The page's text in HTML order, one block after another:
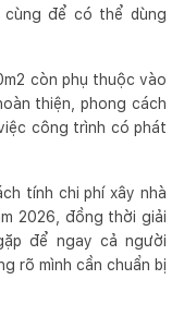
cùng để có thể dùng
còn phụ thuộc vào
thiện, phong cách
công trình có phát
tính chi phí xây nhà
2026, đồng thời giải
để ngay cả người
rõ mình cần chuẩn bị